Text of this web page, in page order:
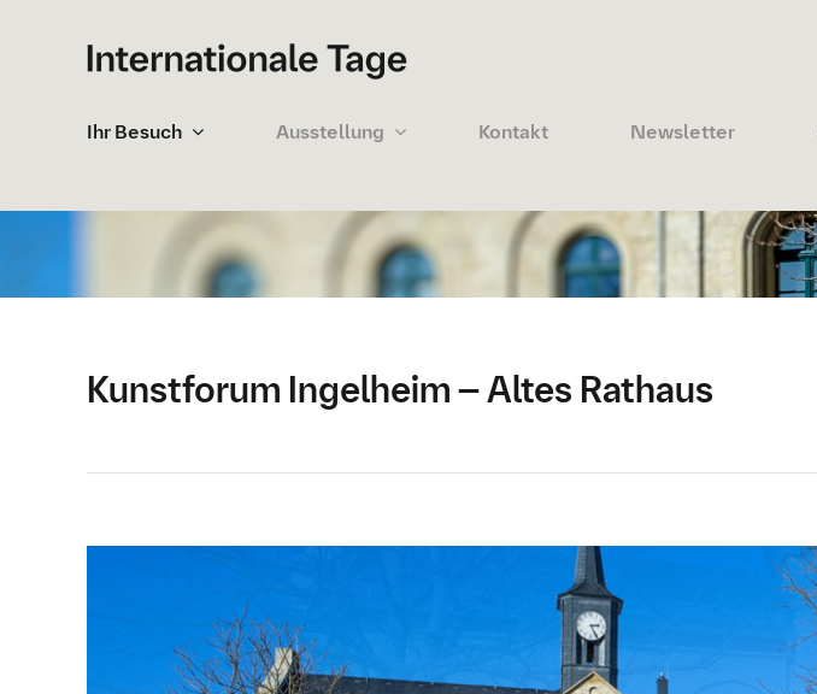
Ihr Besuch Ausstellung Kontakt Newsletter
Kunstforum Ingelheim – Altes Rathaus